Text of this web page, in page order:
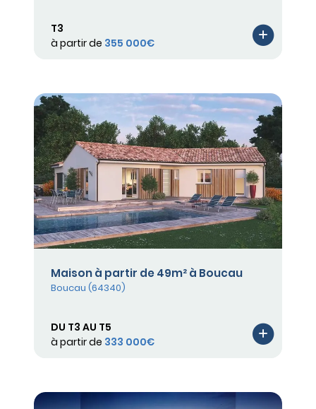
T3
à partir de 355 000€
Maison à partir de 49m² à Boucau
Boucau (64340)
DU T3 AU T5
à partir de 333 000€